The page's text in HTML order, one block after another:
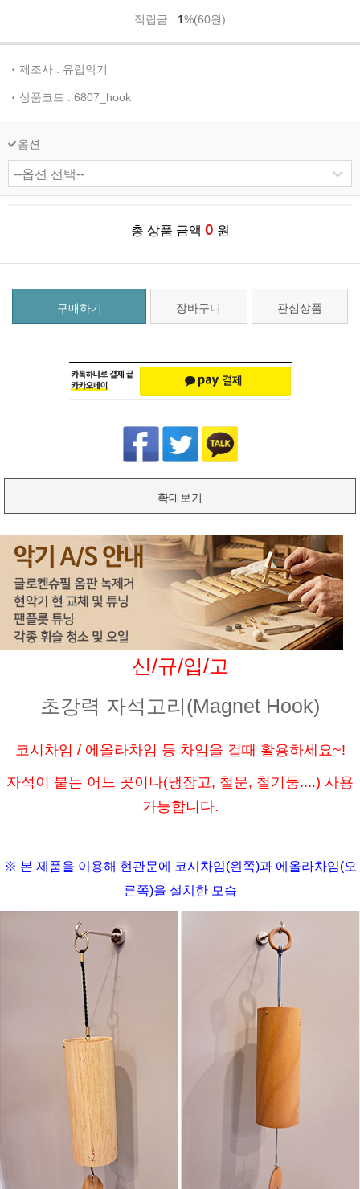
적립금 : 1%(60원)
제조사 : 유럽악기
상품코드 : 6807_hook
옵션
총 상품 금액 0 원
구매하기 장바구니 관심상품
확대보기
신/규/입/고
초강력 자석고리(Magnet Hook)
코시차임 / 에올라차임 등 차임을 걸때 활용하세요~!
자석이 붙는 어느 곳이나(냉장고, 철문, 철기둥....) 사용
가능합니다.
※ 본 제품을 이용해 현관문에 코시차임(왼쪽)과 에올라차임(오
른쪽)을 설치한 모습